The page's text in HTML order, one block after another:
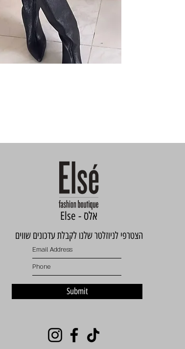
Else - אלס
הצטרפי לניוזלטר שלנו לקבלת עדכונים שווים
Submit